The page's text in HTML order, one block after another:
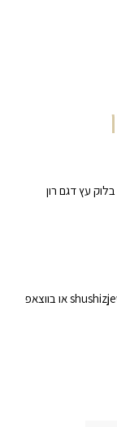
עץ דגם רון
להוספת התמונה יש להעביר במייל shushizjewelry@gmail.com או בווצאפ